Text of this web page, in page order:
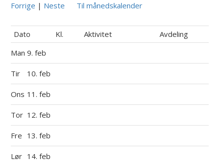
Forrige | Neste Til månedskalender
Dato Kl. Aktivitet
Avdeling
Man9. feb
Tir 10. feb
Ons 11. feb
Tor 12. feb
Fre 13. feb
Lør 14. feb